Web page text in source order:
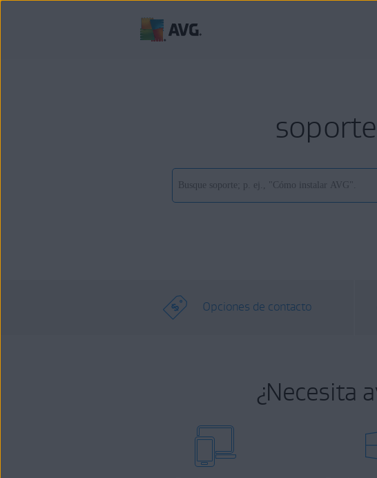
Opciones de contacto
¿Necesita